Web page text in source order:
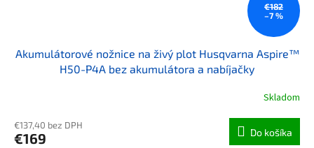
€182
–7 %
Akumulátorové nožnice na živý plot Husqvarna Aspire™
H50-P4A bez akumulátora a nabíjačky
Skladom
€137,40 bez DPH
€169 Do košíka